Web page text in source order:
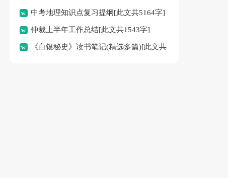
2796字]
中考地理知识点复习提纲[此文共5164字]
仲裁上半年工作总结[此文共1543字]
《白银秘史》读书笔记(精选多篇)[此文共